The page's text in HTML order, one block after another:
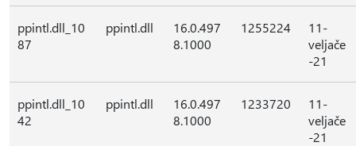
ppintl.dll_10
87
ppintl.dll
16.0.497
8.1000
1255224
11-
veljače
-21
ppintl.dll_10
42
ppintl.dll
16.0.497
8.1000
1233720
11-
veljače
-21